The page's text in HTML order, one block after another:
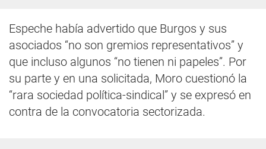
Espeche había advertido que Burgos y sus
asociados “no son gremios representativos” y
que incluso algunos “no tienen ni papeles”. Por
su parte y en una solicitada, Moro cuestionó la
“rara sociedad política-sindical” y se expresó en
contra de la convocatoria sectorizada.